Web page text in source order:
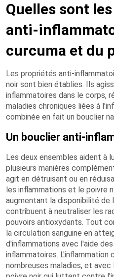
Quelles sont
anti-
curcuma et du
Les propriétés anti-
noir sont bien établies. Ils
inflammatoires dans le corps,
maladies chroniques liées à
combinée en fait un bouclier
Un bouclier anti-
Les deux ensembles aident à
plusieurs manières
agit en détruisant ou en
les inflammations et le
augmentant la disponibilité de
contribuent à neutraliser les
pouvoirs antioxydants. Tout
la circulation sanguine en
d'inflammations avec l'aide
inflammatoires. L'inflammation
nombreuses maladies, et avec